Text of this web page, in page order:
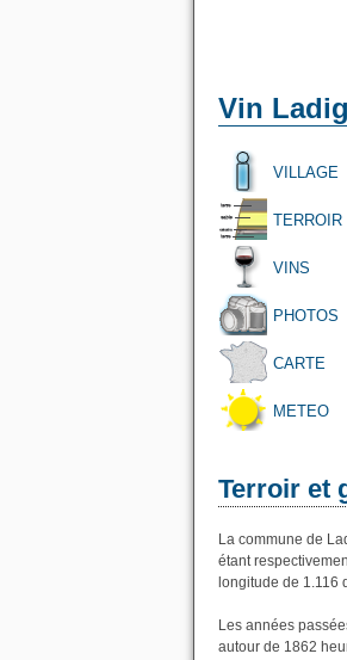
Vin
VILLAGE
TERROIR
VINS
PHOTOS
CARTE
METEO
Terroir et
La commune de
étant
longitude de 1.116
Les années
autour de 1862